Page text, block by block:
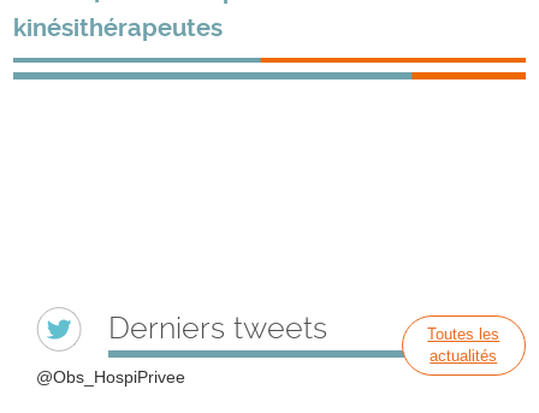
kinésithérapeutes
Toutes les
actualités
Derniers tweets
@Obs_HospiPrivee